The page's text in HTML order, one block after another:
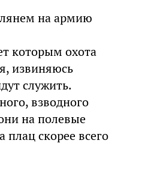
на армию
которым охота
извиняюсь
служить.
взводного
на полевые
плац скорее всего